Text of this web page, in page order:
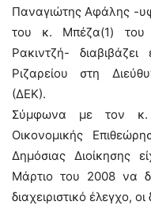
Παναγιώτης Αφάλης -
του κ. Μπέζα(1) του
Ρακιντζή-
Ριζαρείου στη
(ΔΕΚ).
Σύμφωνα με τον κ.
Οικονομικής
Δημόσιας Διοίκησης
Μάρτιο του 2008 να
διαχειριστικό έλεγχο,